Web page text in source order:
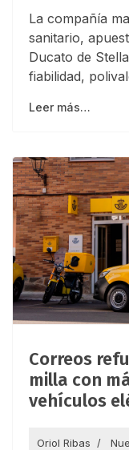
La compañía
sanitario,
Ducato de
fiabilidad,
Leer más…
Correos
milla con
vehículos
Oriol Ribas